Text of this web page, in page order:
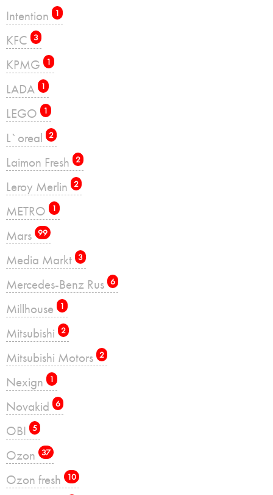
Intention 1
KFC 3
KPMG 1
LADA 1
LEGO 1
L`oreal 2
Laimon Fresh 2
Leroy Merlin 2
METRO 1
Mars 99
Media Markt 3
Mercedes-Benz Rus 6
Millhouse 1
Mitsubishi 2
Mitsubishi Motors 2
Nexign 1
Novakid 6
OBI 5
Ozon 37
Ozon fresh 10